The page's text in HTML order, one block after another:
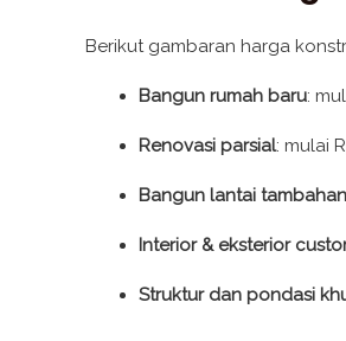
Berikut gambaran harga
Bangun rumah baru:
Renovasi parsial: mulai
Bangun lantai tambahan
Interior & eksterior
Struktur dan pondasi